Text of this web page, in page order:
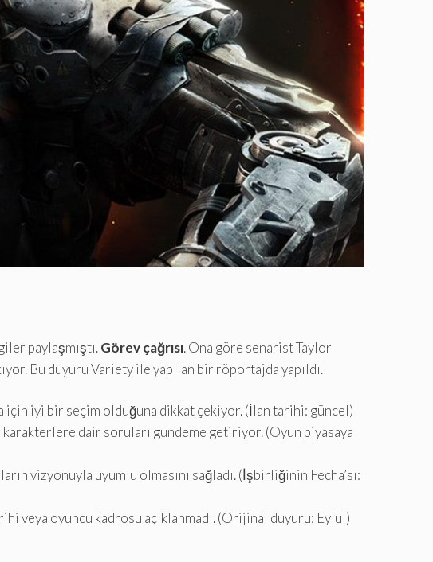
paylaşmıştı.Görev çağrısı. Ona göre senarist Taylor
Bu duyuru Variety ile yapılan bir röportajda yapıldı.
için iyi bir seçim olduğuna dikkat çekiyor. (İlan tarihi: güncel)
karakterlere dair soruları gündeme getiriyor. (Oyun piyasaya
vizyonuyla uyumlu olmasını sağladı. (İşbirliğinin Fecha’sı:
veya oyuncu kadrosu açıklanmadı. (Orijinal duyuru: Eylül)